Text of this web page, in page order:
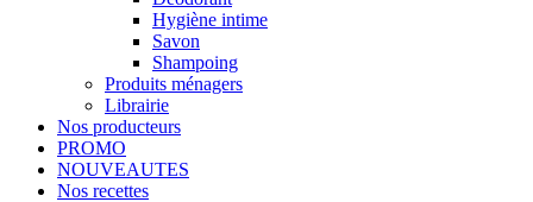
Hygiène intime
Savon
Shampoing
Produits ménagers
Librairie
Nos producteurs
PROMO
NOUVEAUTES
Nos recettes